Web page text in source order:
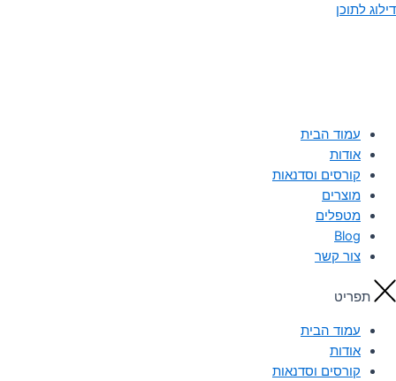
דילוג לתוכן
עמוד הבית
אודות
קורסים וסדנאות
מוצרים
מטפלים
Blog
צור קשר
תפריט
עמוד הבית
אודות
קורסים וסדנאות